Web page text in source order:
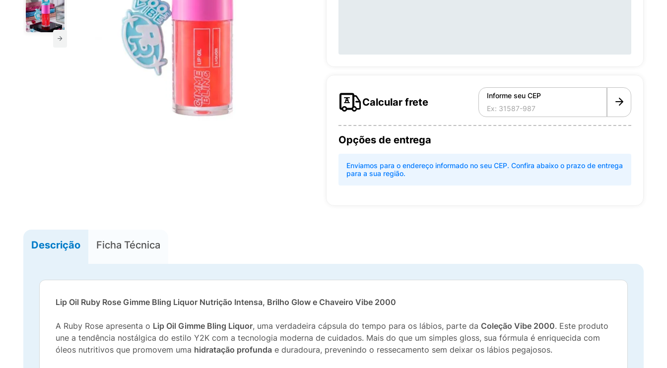
Calcular frete
Informe seu CEP
Opções de entrega
Enviamos para o endereço informado no seu CEP. Confira abaixo o prazo de entrega
para a sua região.
Descrição Ficha Técnica
Lip Oil Ruby Rose Gimme Bling Liquor Nutrição Intensa, Brilho Glow e Chaveiro Vibe 2000
A Ruby Rose apresenta o Lip Oil Gimme Bling Liquor, uma verdadeira cápsula do tempo para os lábios, parte da Coleção Vibe 2000. Este produto
une a tendência nostálgica do estilo Y2K com a tecnologia moderna de cuidados. Mais do que um simples gloss, sua fórmula é enriquecida com
óleos nutritivos que promovem uma hidratação profunda e duradoura, prevenindo o ressecamento sem deixar os lábios pegajosos.